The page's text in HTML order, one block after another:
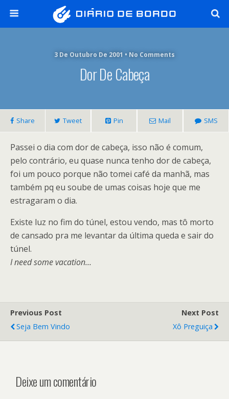
3 De Outubro De 2001 • No Comments
Dor De Cabeça
Share Tweet Pin Mail SMS
Passei o dia com dor de cabeça, isso não é comum,
pelo contrário, eu quase nunca tenho dor de cabeça,
foi um pouco porque não tomei café da manhã, mas
também pq eu soube de umas coisas hoje que me
estragaram o dia.
Existe luz no fim do túnel, estou vendo, mas tô morto
de cansado pra me levantar da última queda e sair do
túnel.
I need some vacation…
Previous Post
Seja Bem Vindo
Next Post
Xô Preguiça
Deixe um comentário